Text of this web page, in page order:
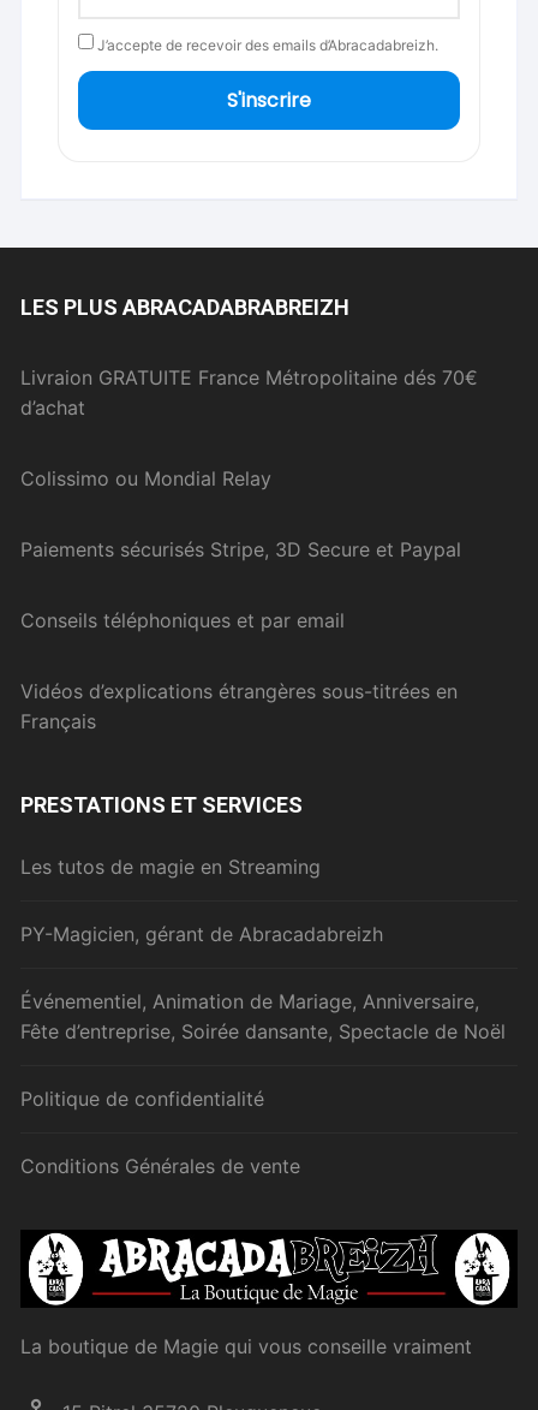
J’accepte de recevoir des emails d’Abracadabreizh.
S'inscrire
LES PLUS ABRACADABRABREIZH
Livraion GRATUITE France Métropolitaine dés 70€
d’achat
Colissimo ou Mondial Relay
Paiements sécurisés Stripe, 3D Secure et Paypal
Conseils téléphoniques et par email
Vidéos d’explications étrangères sous-titrées en
Français
PRESTATIONS ET SERVICES
Les tutos de magie en Streaming
PY-Magicien, gérant de Abracadabreizh
Événementiel, Animation de Mariage, Anniversaire,
Fête d’entreprise, Soirée dansante, Spectacle de Noël
Politique de confidentialité
Conditions Générales de vente
La boutique de Magie qui vous conseille vraiment